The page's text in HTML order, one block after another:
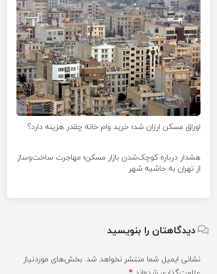
اوراق مسکن ارزان شد؛ خرید وام خانه چقدر هزینه دارد؟
هشدار درباره کوچک‌شدن بازار مسکن؛ مهاجرت ساخت‌وساز
از تهران به حاشیه‌ شهر
دیدگاهتان را بنویسید
نشانی ایمیل شما منتشر نخواهد شد. بخش‌های موردنیاز